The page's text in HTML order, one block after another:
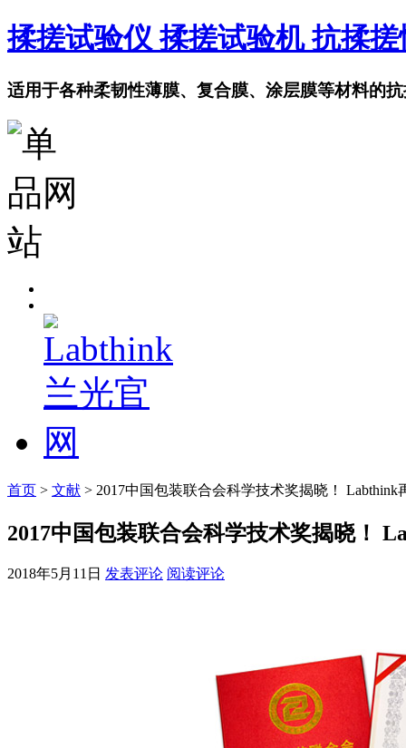
揉搓试验仪 揉搓试验机 抗揉
适用于各种柔韧性薄膜、复合膜、涂层膜等材料的
首页 > 文献 > 2017中国包装联合会科学技术奖揭晓！ Labthink
2017中国包装联合会科学技术奖揭晓！
2018年5月11日 发表评论 阅读评论